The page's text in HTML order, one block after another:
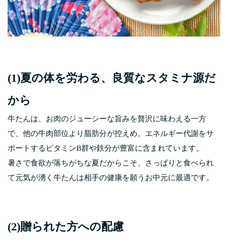
(1)夏の体を労わる、良質なスタミナ源だ
から
牛たんは、お肉のジューシーな旨みを贅沢に味わえる一方
で、他の牛肉部位より脂肪分が控えめ。エネルギー代謝をサ
ポートするビタミンB群や鉄分が豊富に含まれています。
暑さで食欲が落ちがちな夏だからこそ、さっぱりと食べられ
て元気が湧く牛たんは相手の健康を願うお中元に最適です。
(2)贈られた方への配慮